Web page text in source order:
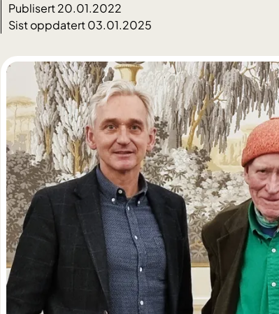
Publisert 20.01.2022
Sist oppdatert 03.01.2025